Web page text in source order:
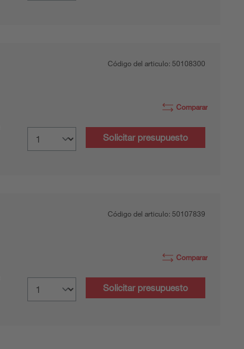
Código del articulo: 50108300
Comparar
Solicitar presupuesto
Código del articulo: 50107839
Comparar
Solicitar presupuesto